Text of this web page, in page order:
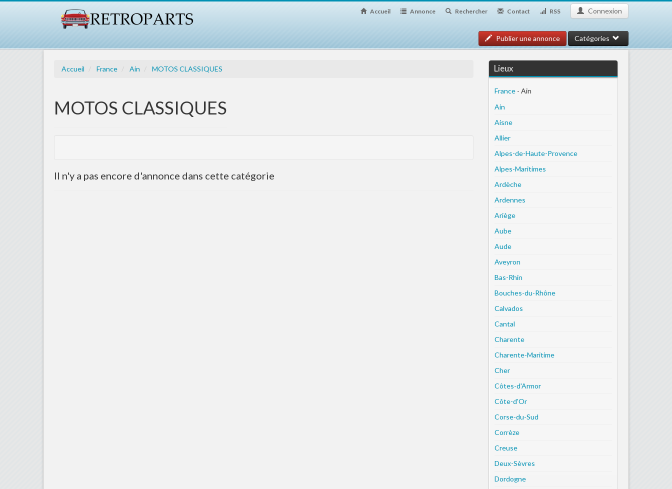
Accueil Annonce Rechercher Contact RSS Connexion
Publier une annonce Catégories
Accueil France Ain MOTOS CLASSIQUES
MOTOS CLASSIQUES
Il n'y a pas encore d'annonce dans cette catégorie
Lieux
France- Ain
Ain
Aisne
Allier
Alpes-de-Haute-Provence
Alpes-Maritimes
Ardèche
Ardennes
Ariège
Aube
Aude
Aveyron
Bas-Rhin
Bouches-du-Rhône
Calvados
Cantal
Charente
Charente-Maritime
Cher
Côtes-d'Armor
Côte-d'Or
Corse-du-Sud
Corrèze
Creuse
Deux-Sèvres
Dordogne